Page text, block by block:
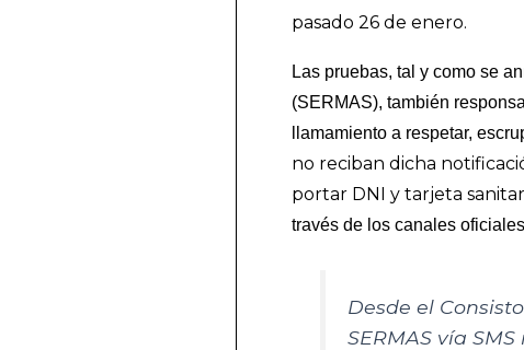
pasado 26 de enero.
Las pruebas, tal y como se
(SERMAS), también
llamamiento a respetar,
no reciban dicha
portar DNI y tarjeta
través de los canales
Desde el
SERMAS vía